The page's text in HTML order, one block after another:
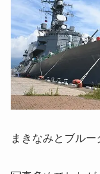
まきなみとブル